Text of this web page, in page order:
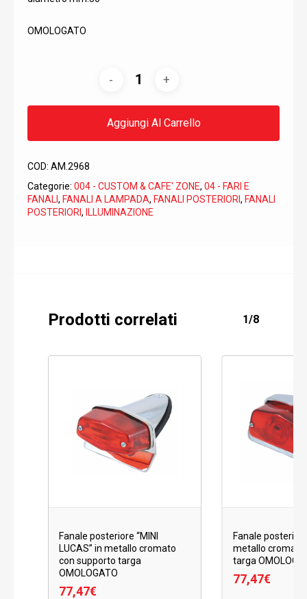
OMOLOGATO
Aggiungi Al Carrello
COD: AM.2968
Categorie: 004 - CUSTOM & CAFE' ZONE, 04 - FARI E
FANALI, FANALI A LAMPADA, FANALI POSTERIORI, FANALI
POSTERIORI, ILLUMINAZIONE
Prodotti correlati 1/8
Fanale posteriore “MINI
LUCAS” in metallo cromato
con supporto targa
OMOLOGATO
77,47€
Fanale posteriore
metallo cromato
targa
77,47€